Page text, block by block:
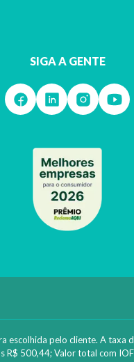
SIGA A GENTE
escolhida pelo cliente. A taxa
R$ 500,44; Valor total com